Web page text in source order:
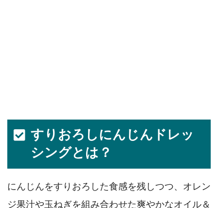
すりおろしにんじんドレッ
シングとは？
にんじんをすりおろした食感を残しつつ、オレン
ジ果汁や玉ねぎを組み合わせた爽やかなオイル＆